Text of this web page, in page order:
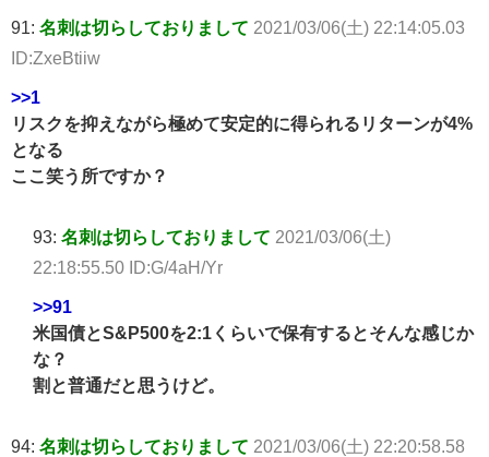
91: 名刺は切らしておりまして 2021/03/06(土) 22:14:05.03
ID:ZxeBtiiw
>>1
リスクを抑えながら極めて安定的に得られるリターンが4%
となる
ここ笑う所ですか？
93: 名刺は切らしておりまして 2021/03/06(土)
22:18:55.50 ID:G/4aH/Yr
>>91
米国債とS&P500を2:1くらいで保有するとそんな感じか
な？
割と普通だと思うけど。
94: 名刺は切らしておりまして 2021/03/06(土) 22:20:58.58